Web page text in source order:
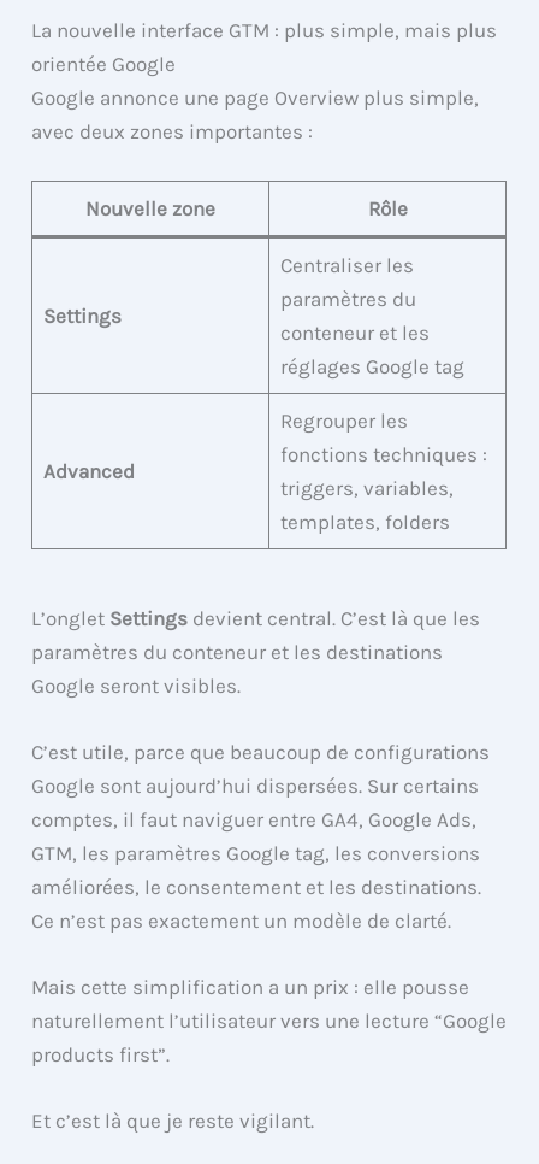
La nouvelle interface GTM : plus simple, mais plus
orientée Google
Google annonce une page Overview plus simple,
avec deux zones importantes :
Nouvelle zone Rôle
Settings
Centraliser les
paramètres du
conteneur et les
réglages Google tag
Advanced
Regrouper les
fonctions techniques :
triggers, variables,
templates, folders
L’onglet Settings devient central. C’est là que les
paramètres du conteneur et les destinations
Google seront visibles.
C’est utile, parce que beaucoup de configurations
Google sont aujourd’hui dispersées. Sur certains
comptes, il faut naviguer entre GA4, Google Ads,
GTM, les paramètres Google tag, les conversions
améliorées, le consentement et les destinations.
Ce n’est pas exactement un modèle de clarté.
Mais cette simplification a un prix : elle pousse
naturellement l’utilisateur vers une lecture “Google
products first”.
Et c’est là que je reste vigilant.